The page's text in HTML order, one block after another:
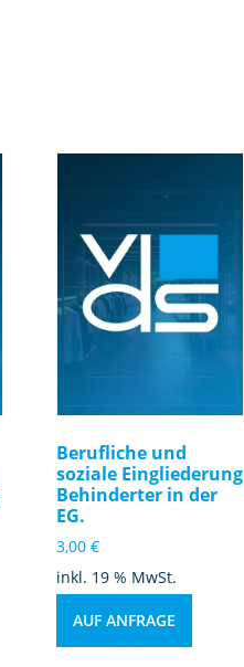
Berufliche und
soziale Eingliederung
Behinderter in der
EG.
3,00€
inkl. 19 % MwSt.
AUF ANFRAGE